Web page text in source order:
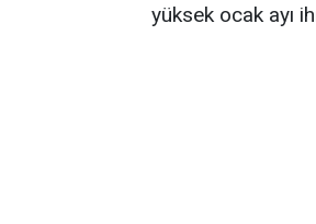
yüksek ocak ayı